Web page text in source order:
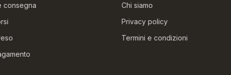
consegna
Chi siamo
Privacy policy
Termini e condizioni